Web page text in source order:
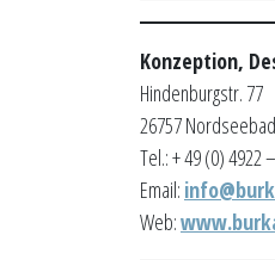
Konzeption,
Hindenburgstr. 77
26757
Tel.: + 49 (0) 4922
Email:
Web: